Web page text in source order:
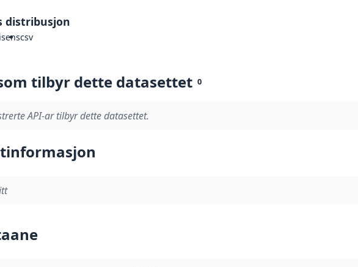
distribusjon
csv
tilbyr dette datasettet 0
API-ar tilbyr dette datasettet.